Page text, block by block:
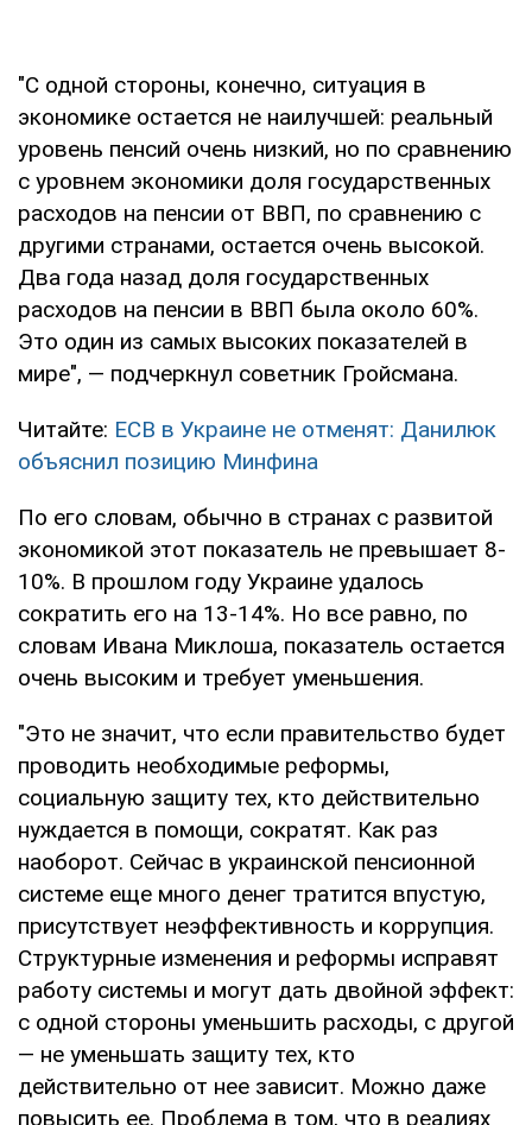
"С одной стороны, конечно, ситуация в
экономике остается не наилучшей: реальный
уровень пенсий очень низкий, но по сравнению
с уровнем экономики доля государственных
расходов на пенсии от ВВП, по сравнению с
другими странами, остается очень высокой.
Два года назад доля государственных
расходов на пенсии в ВВП была около 60%.
Это один из самых высоких показателей в
мире", — подчеркнул советник Гройсмана.
Читайте: ЕСВ в Украине не отменят: Данилюк
объяснил позицию Минфина
По его словам, обычно в странах с развитой
экономикой этот показатель не превышает 8-
10%. В прошлом году Украине удалось
сократить его на 13-14%. Но все равно, по
словам Ивана Миклоша, показатель остается
очень высоким и требует уменьшения.
"Это не значит, что если правительство будет
проводить необходимые реформы,
социальную защиту тех, кто действительно
нуждается в помощи, сократят. Как раз
наоборот. Сейчас в украинской пенсионной
системе еще много денег тратится впустую,
присутствует неэффективность и коррупция.
Структурные изменения и реформы исправят
работу системы и могут дать двойной эффект:
с одной стороны уменьшить расходы, с другой
— не уменьшать защиту тех, кто
действительно от нее зависит. Можно даже
повысить ее. Проблема в том, что в реалиях